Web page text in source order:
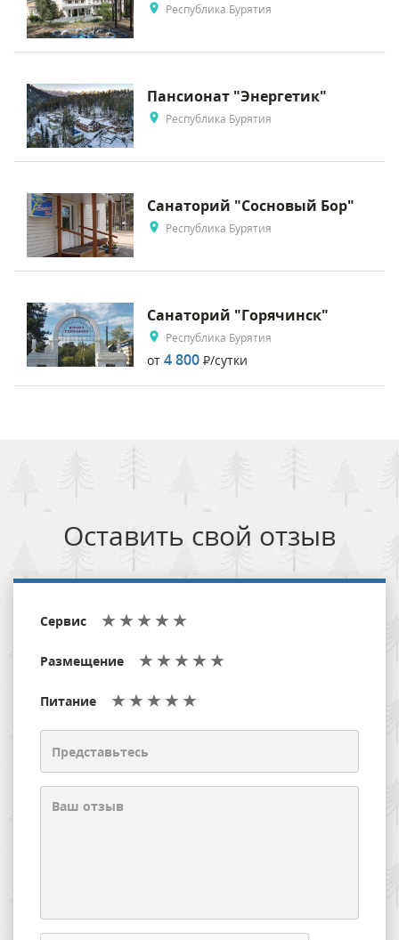
Республика Бурятия
Пансионат "Энергетик"
Республика Бурятия
Санаторий "Сосновый Бор"
Республика Бурятия
Санаторий "Горячинск"
Республика Бурятия
от 4 800 Р/сутки
Оставить свой отзыв
Сервис
Размещение
Питание